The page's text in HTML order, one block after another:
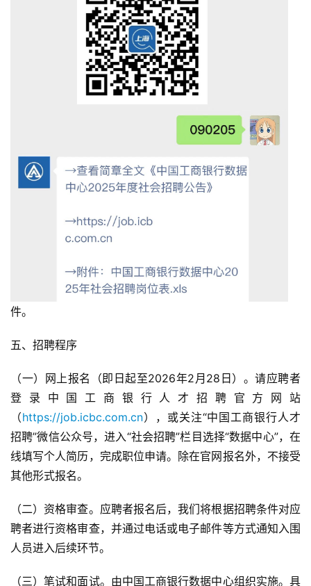
件。
五、招聘程序
（一）网上报名（即日起至2026年2月28日）。请应聘者
登录中国工商银行人才招聘官方网站
（https://job.icbc.com.cn），或关注“中国工商银行人才
招聘”微信公众号，进入“社会招聘”栏目选择“数据中心”，在
线填写个人简历，完成职位申请。除在官网报名外，不接受
其他形式报名。
（二）资格审查。应聘者报名后，我们将根据招聘条件对应
聘者进行资格审查，并通过电话或电子邮件等方式通知入围
人员进入后续环节。
（三）笔试和面试。由中国工商银行数据中心组织实施。具